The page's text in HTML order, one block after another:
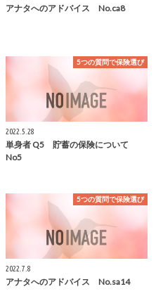
アナタへのアドバイス No.ca8
5つの質問で保険選び
2022.5.28
単身者 Q5 貯蓄の保険について
No5
5つの質問で保険選び
2022.7.8
アナタへのアドバイス No.sa14